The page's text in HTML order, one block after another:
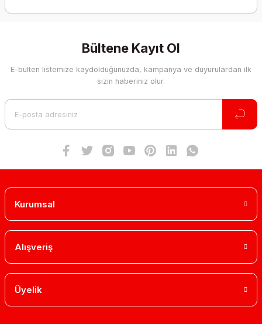
Bültene Kayıt Ol
E-bülten listemize kaydolduğunuzda, kampanya ve duyurulardan ilk
sizin haberiniz olur.
Kurumsal
Alışveriş
Üyelik